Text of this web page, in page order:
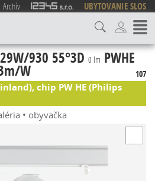
Archív UBYTOVANIE SLOS
930 55°3D 0 lm PWHE
W 107
chip PW HE (Philips
• obyvačka